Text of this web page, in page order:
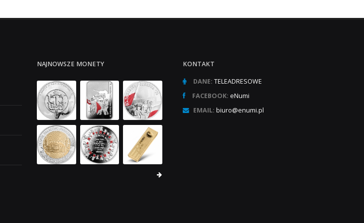
NAJNOWSZE MONETY KONTAKT
DANE: TELEADRESOWE
FACEBOOK: eNumi
EMAIL: biuro@enumi.pl